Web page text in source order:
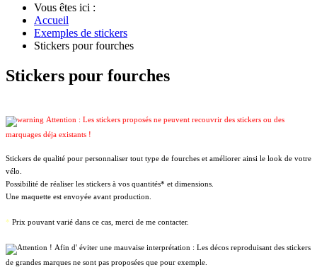
Vous êtes ici :
Accueil
Exemples de stickers
Stickers pour fourches
Stickers pour fourches
Attention : Les stickers proposés ne peuvent recouvrir des stickers ou des
marquages déja existants !
Stickers de qualité pour personnaliser tout type de fourches et améliorer ainsi le look de votre
vélo.
Possibilité de réaliser les stickers à vos quantités* et dimensions.
Une maquette est envoyée avant production.
* Prix pouvant varié dans ce cas, merci de me contacter.
Afin d' éviter une mauvaise interprétation : Les décos reproduisant des stickers
de grandes marques ne sont pas proposées que pour exemple.